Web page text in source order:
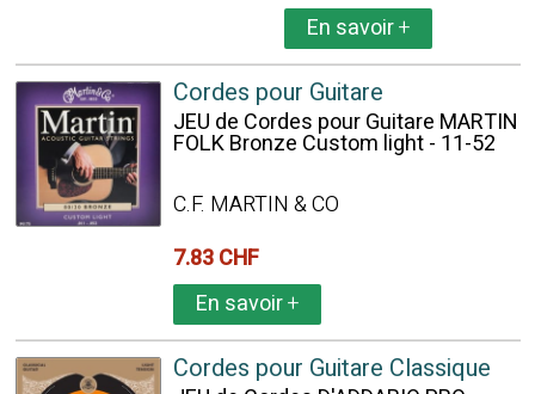
En savoir+
Cordes pour Guitare
JEU de Cordes pour Guitare MARTIN
FOLK Bronze Custom light - 11-52
C.F. MARTIN & CO
7.83 CHF
En savoir+
Cordes pour Guitare Classique